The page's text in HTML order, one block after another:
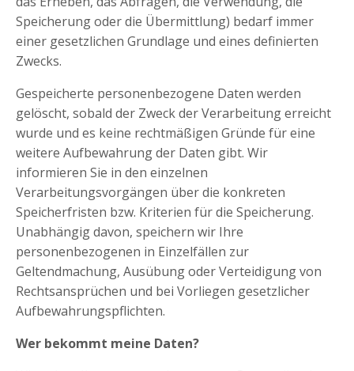
Speicherung oder die Übermittlung) bedarf immer
einer gesetzlichen Grundlage und eines definierten
Zwecks.
Gespeicherte personenbezogene Daten werden
gelöscht, sobald der Zweck der Verarbeitung erreicht
wurde und es keine rechtmäßigen Gründe für eine
weitere Aufbewahrung der Daten gibt. Wir
informieren Sie in den einzelnen
Verarbeitungsvorgängen über die konkreten
Speicherfristen bzw. Kriterien für die Speicherung.
Unabhängig davon, speichern wir Ihre
personenbezogenen in Einzelfällen zur
Geltendmachung, Ausübung oder Verteidigung von
Rechtsansprüchen und bei Vorliegen gesetzlicher
Aufbewahrungspflichten.
Wer bekommt meine Daten?